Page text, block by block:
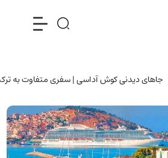
جاهای دیدنی کوش آداسی | سفری متفاوت به